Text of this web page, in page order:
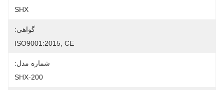
SHX
گواهی:
ISO9001:2015, CE
شماره مدل:
SHX-200